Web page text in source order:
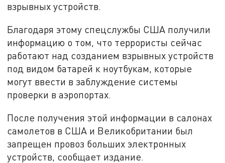
взрывных устройств.
Благодаря этому спецслужбы США получили
информацию о том, что террористы сейчас
работают над созданием взрывных устройств
под видом батарей к ноутбукам, которые
могут ввести в заблуждение системы
проверки в аэропортах.
После получения этой информации в салонах
самолетов в США и Великобритании был
запрещен провоз больших электронных
устройств, сообщает издание.